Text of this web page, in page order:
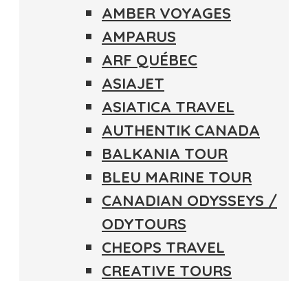
AMBER VOYAGES
AMPARUS
ARF QUÉBEC
ASIAJET
ASIATICA TRAVEL
AUTHENTIK CANADA
BALKANIA TOUR
BLEU MARINE TOUR
CANADIAN ODYSSEYS /
ODYTOURS
CHEOPS TRAVEL
CREATIVE TOURS